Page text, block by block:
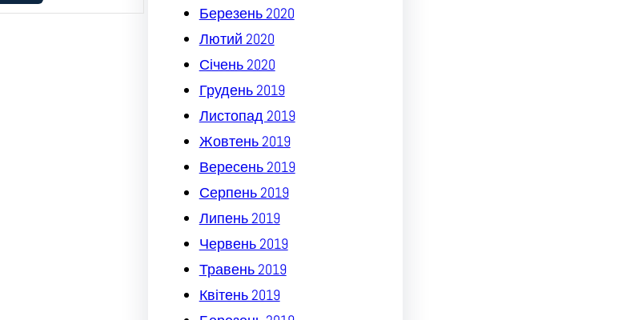
Березень 2020
Лютий 2020
Січень 2020
Грудень 2019
Листопад 2019
Жовтень 2019
Вересень 2019
Серпень 2019
Липень 2019
Червень 2019
Травень 2019
Квітень 2019